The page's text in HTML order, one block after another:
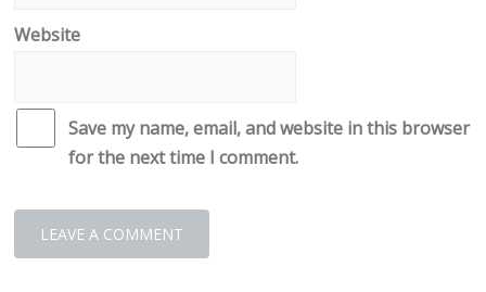
Website
Save my name, email, and website in this browser
for the next time I comment.